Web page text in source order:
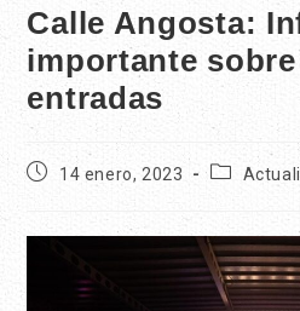
Calle Angosta:
importante
entradas
14 enero, 2023